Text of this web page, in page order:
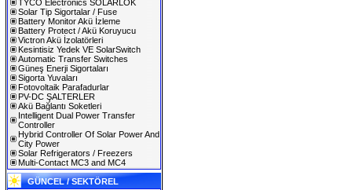
TYCO Electronics SOLARLOK
Solar Tip Sigortalar / Fuse
Battery Monitor Akü İzleme
Battery Protect / Akü Koruyucu
Victron Akü İzolatörleri
Kesintisiz Yedek VE SolarSwitch
Automatic Transfer Switches
Güneş Enerji Sigortaları
Sigorta Yuvaları
Fotovoltaik Parafadurlar
PV-DC ŞALTERLER
Akü Bağlantı Soketleri
Intelligent Dual Power Transfer
Controller
Hybrid Controller Of Solar Power And
City Power
Solar Refrigerators / Freezers
Multi-Contact MC3 and MC4
GÜNCEL / SEKTÖREL